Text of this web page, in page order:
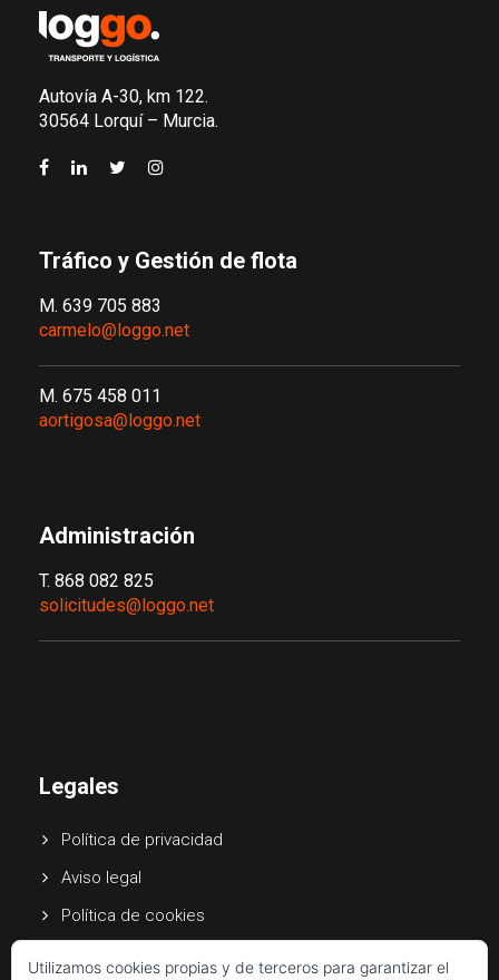
Autovía A-30, km 122.
30564 Lorquí – Murcia.
Tráfico y Gestión de flota
M. 639 705 883
carmelo@loggo.net
M. 675 458 011
aortigosa@loggo.net
Administración
T. 868 082 825
solicitudes@loggo.net
Legales
Política de privacidad
Aviso legal
Política de cookies
Utilizamos cookies propias y de terceros para garantizar el